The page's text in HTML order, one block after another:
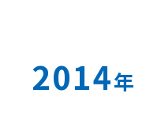
2014年